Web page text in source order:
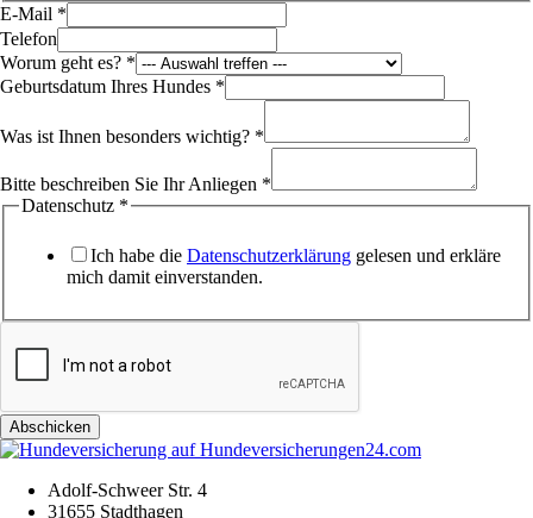
E-Mail *
Telefon
Worum geht es? *
Geburtsdatum Ihres Hundes *
Was ist Ihnen besonders wichtig? *
Bitte beschreiben Sie Ihr Anliegen *
Datenschutz *
Ich habe die Datenschutzerklärung gelesen und erkläre
mich damit einverstanden.
Abschicken
Adolf-Schweer Str. 4
31655 Stadthagen